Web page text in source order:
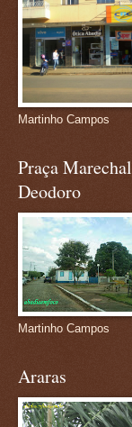
Martinho Campos
Praça Marechal
Deodoro
Martinho Campos
Araras